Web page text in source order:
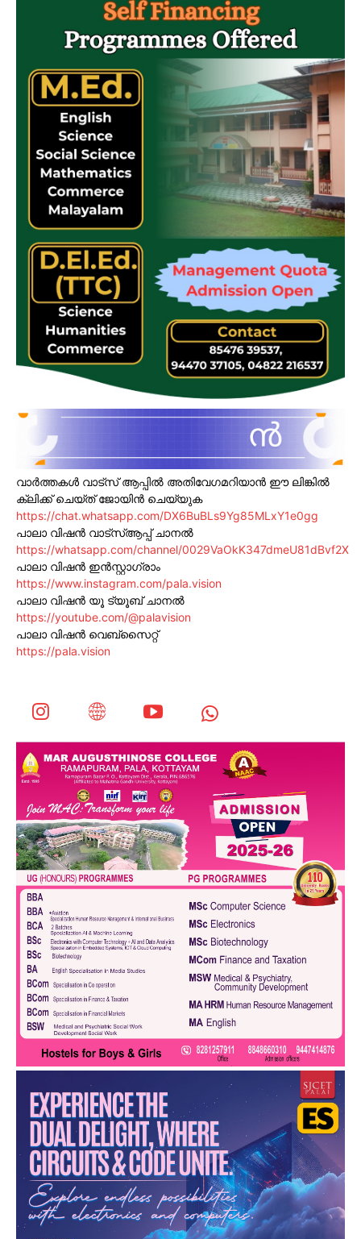
വാർത്തകൾ വാട്സ് ആപ്പിൽ അതിവേഗമറിയാൻ ഈ ലിങ്കിൽ
ക്ലിക്ക് ചെയ്ത് ജോയിൻ ചെയ്യുക
https://chat.whatsapp.com/DX6BuBLs9Yg85MLxY1e0gg
പാലാ വിഷൻ വാട്സ്ആപ്പ് ചാനൽ
https://whatsapp.com/channel/0029VaOkK347dmeU81dBvf2X
പാലാ വിഷൻ ഇൻസ്റ്റാഗ്രാം
https://www.instagram.com/pala.vision
പാലാ വിഷൻ യൂ ട്യൂബ് ചാനൽ
https://youtube.com/@palavision
പാലാ വിഷൻ വെബ്സൈറ്റ്
https://pala.vision